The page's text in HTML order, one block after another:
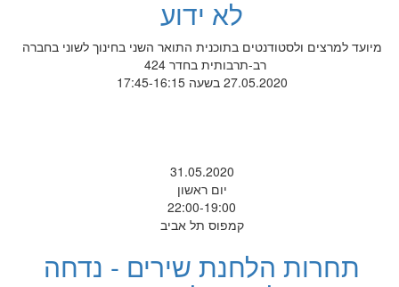
לא ידוע
מיועד למרצים ולסטודנטים בתוכנית התואר השני בחינוך לשוני בחברה
רב-תרבותית בחדר 424
27.05.2020 בשעה 17:45-16:15
31.05.2020
יום ראשון
22:00-19:00
קמפוס תל אביב
תחרות הלחנת שירים - נדחה